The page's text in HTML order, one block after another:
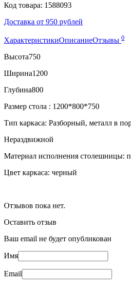
Код товара: 1588093
Доставка от 950 рублей
ХарактеристикиОписаниеОтзывы 0
Высота750
Ширина1200
Глубина800
Размер стола : 1200*800*750
Тип каркаса: Разборный, металл в
Нераздвижной
Материал исполнения столешницы:
Цвет каркаса: черный
Отзывов пока нет.
Оставить отзыв
Ваш email не будет опубликован
Имя
Email